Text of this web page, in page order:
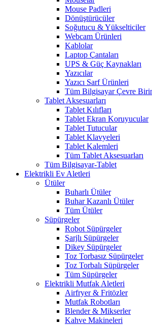
Mouse Padleri
Dönüştürücüler
Soğutucu & Yükselticiler
Webcam Ürünleri
Kablolar
Laptop Çantaları
UPS & Güç Kaynakları
Yazıcılar
Yazıcı Sarf Ürünleri
Tüm Bilgisayar Çevre
Tablet Aksesuarları
Tablet Kılıfları
Tablet Ekran Koruyucular
Tablet Tutucular
Tablet Klavyeleri
Tablet Kalemleri
Tüm Tablet Aksesuarları
Tüm Bilgisayar-Tablet
Elektrikli Ev Aletleri
Ütüler
Buharlı Ütüler
Buhar Kazanlı Ütüler
Tüm Ütüler
Süpürgeler
Robot Süpürgeler
Şarjlı Süpürgeler
Dikey Süpürgeler
Toz Torbasız Süpürgeler
Toz Torbalı Süpürgeler
Tüm Süpürgeler
Elektrikli Mutfak Aletleri
Airfryer & Fritözler
Mutfak Robotları
Blender & Mikserler
Kahve Makineleri